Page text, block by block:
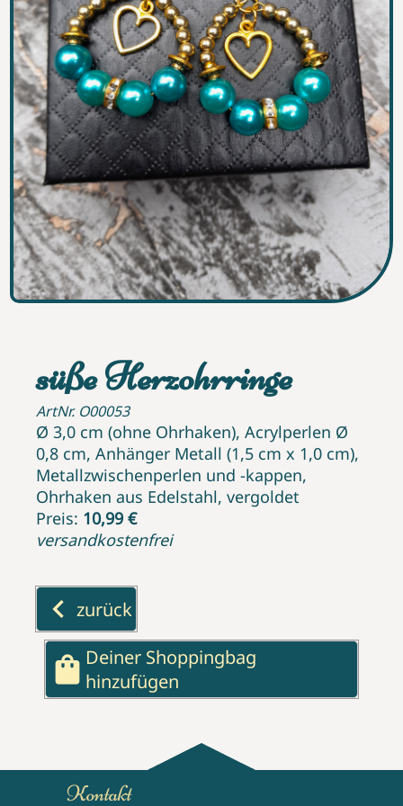
süße Herzohrringe
ArtNr. O00053
Ø 3,0 cm (ohne Ohrhaken), Acrylperlen Ø
0,8 cm, Anhänger Metall (1,5 cm x 1,0 cm),
Metallzwischenperlen und -kappen,
Ohrhaken aus Edelstahl, vergoldet
Preis: 10,99 €
versandkostenfrei
keyboard_arrow_left zurück
shopping_bag Deiner Shoppingbag
hinzufügen
Kontakt